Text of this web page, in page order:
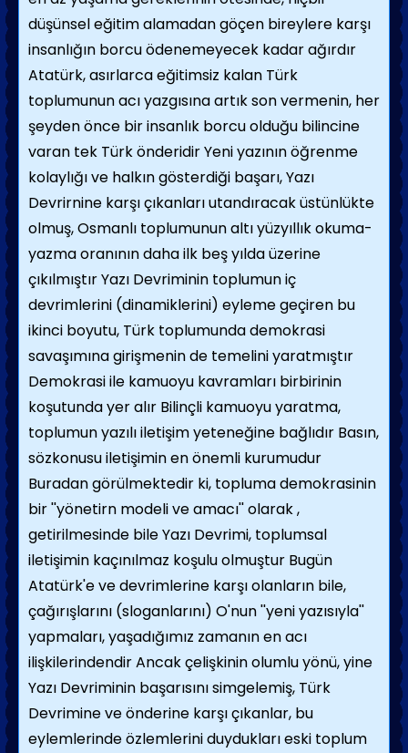
düşünsel eğitim alamadan göçen bireylere karşı
insanlığın borcu ödenemeyecek kadar ağırdır
Atatürk, asırlarca eğitimsiz kalan Türk
toplumunun acı yazgısına artık son vermenin, her
şeyden önce bir insanlık borcu olduğu bilincine
varan tek Türk önderidir Yeni yazının öğrenme
kolaylığı ve halkın gösterdiği başarı, Yazı
Devrirnine karşı çıkanları utandıracak üstünlükte
olmuş, Osmanlı toplumunun altı yüzyıllık okuma-
yazma oranının daha ilk beş yılda üzerine
çıkılmıştır Yazı Devriminin toplumun iç
devrimlerini (dinamiklerini) eyleme geçiren bu
ikinci boyutu, Türk toplumunda demokrasi
savaşımına girişmenin de temelini yaratmıştır
Demokrasi ile kamuoyu kavramları birbirinin
koşutunda yer alır Bilinçli kamuoyu yaratma,
toplumun yazılı iletişim yeteneğine bağlıdır Basın,
sözkonusu iletişimin en önemli kurumudur
Buradan görülmektedir ki, topluma demokrasinin
bir ''yönetirn modeli ve amacı'' olarak ,
getirilmesinde bile Yazı Devrimi, toplumsal
iletişimin kaçınılmaz koşulu olmuştur Bugün
Atatürk'e ve devrimlerine karşı olanların bile,
çağırışlarını (sloganlarını) O'nun ''yeni yazısıyla''
yapmaları, yaşadığımız zamanın en acı
ilişkilerindendir Ancak çelişkinin olumlu yönü, yine
Yazı Devriminin başarısını simgelemiş, Türk
Devrimine ve önderine karşı çıkanlar, bu
eylemlerinde özlemlerini duydukları eski toplum